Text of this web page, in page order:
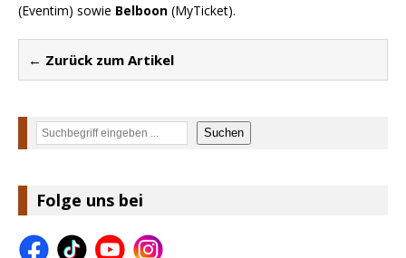
(Eventim) sowie Belboon (MyTicket).
← Zurück zum Artikel
Suchen Suchen
Folge uns bei